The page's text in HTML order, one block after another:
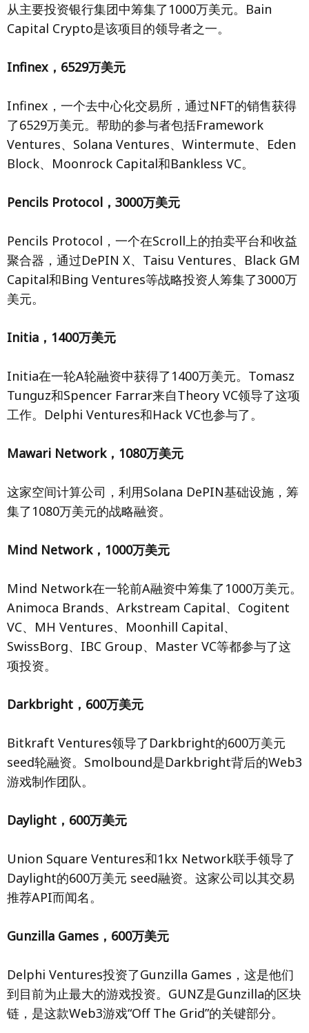
从主要投资银行集团中筹集了1000万美元。Bain
Capital Crypto是该项目的领导者之一。
Infinex，6529万美元
Infinex，一个去中心化交易所，通过NFT的销售获得
了6529万美元。帮助的参与者包括Framework
Ventures、Solana Ventures、Wintermute、Eden
Block、Moonrock Capital和Bankless VC。
Pencils Protocol，3000万美元
Pencils Protocol，一个在Scroll上的拍卖平台和收益
聚合器，通过DePIN X、Taisu Ventures、Black GM
Capital和Bing Ventures等战略投资人筹集了3000万
美元。
Initia，1400万美元
Initia在一轮A轮融资中获得了1400万美元。Tomasz
Tunguz和Spencer Farrar来自Theory VC领导了这项
工作。Delphi Ventures和Hack VC也参与了。
Mawari Network，1080万美元
这家空间计算公司，利用Solana DePIN基础设施，筹
集了1080万美元的战略融资。
Mind Network，1000万美元
Mind Network在一轮前A融资中筹集了1000万美元。
Animoca Brands、Arkstream Capital、Cogitent
VC、MH Ventures、Moonhill Capital、
SwissBorg、IBC Group、Master VC等都参与了这
项投资。
Darkbright，600万美元
Bitkraft Ventures领导了Darkbright的600万美元
seed轮融资。Smolbound是Darkbright背后的Web3
游戏制作团队。
Daylight，600万美元
Union Square Ventures和1kx Network联手领导了
Daylight的600万美元 seed融资。这家公司以其交易
推荐API而闻名。
Gunzilla Games，600万美元
Delphi Ventures投资了Gunzilla Games，这是他们
到目前为止最大的游戏投资。GUNZ是Gunzilla的区块
链，是这款Web3游戏“Off The Grid”的关键部分。